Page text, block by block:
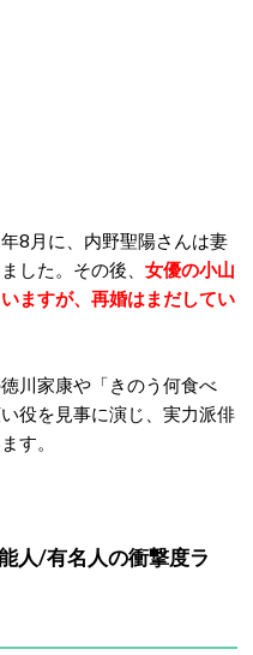
8月に、内野聖陽さんは妻
した。その後、 女優の小山
ますが、再婚はまだしてい
川家康や「きのう何食べ
役を見事に演じ、実力派俳
す。
人/有名人の衝撃度ラ